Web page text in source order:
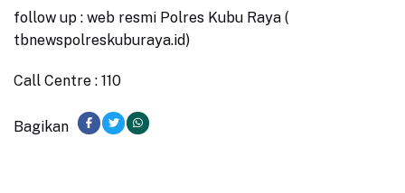
follow up : web resmi Polres Kubu Raya (
tbnewspolreskuburaya.id)
Call Centre : 110
Bagikan